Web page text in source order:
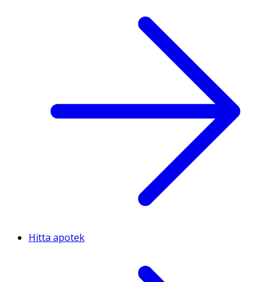
Hitta apotek